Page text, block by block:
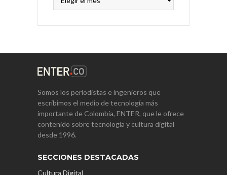
Somos los periodistas e ingenieros que
escribimos el medio de tecnología más
importante de Colombia, ENTER, que le ofrece
contenido sobre tecnología y cultura digital
desde 1996.
SECCIONES DESTACADAS
Cultura Digital